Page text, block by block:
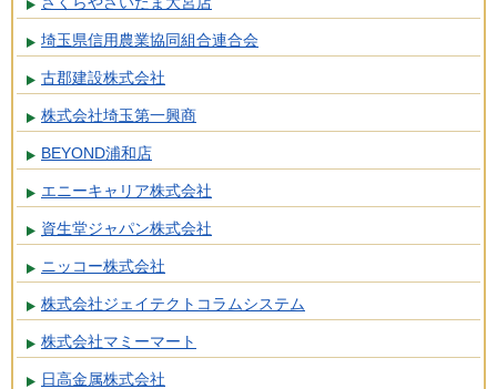
埼玉県信用農業協同組合連合会
古郡建設株式会社
株式会社埼玉第一興商
BEYOND浦和店
エニーキャリア株式会社
資生堂ジャパン株式会社
ニッコー株式会社
株式会社ジェイテクトコラムシステム
株式会社マミーマート
日高金属株式会社